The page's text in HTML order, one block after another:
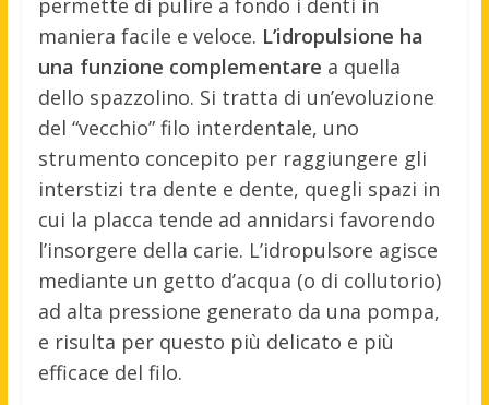
permette di pulire a fondo i denti in
maniera facile e veloce. L’idropulsione ha
una funzione complementare a quella
dello spazzolino. Si tratta di un’evoluzione
del “vecchio” filo interdentale, uno
strumento concepito per raggiungere gli
interstizi tra dente e dente, quegli spazi in
cui la placca tende ad annidarsi favorendo
l’insorgere della carie. L’idropulsore agisce
mediante un getto d’acqua (o di collutorio)
ad alta pressione generato da una pompa,
e risulta per questo più delicato e più
efficace del filo.